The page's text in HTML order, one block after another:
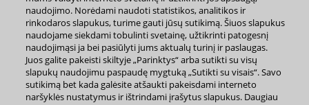
2023 m. Kauno miesto savivaldybė. Kopijuoti ir platinti
www.kaunas.lt skelbiamą informaciją be autorių sutikimo draudžiama.
Svetainės žemėlapis »
naudojimo. Norėdami naudoti statistikos, analitikos ir
rinkodaros slapukus, turime gauti jūsų sutikimą. Šiuos slapukus
naudojame siekdami tobulinti svetainę, užtikrinti patogesnį
naudojimąsi ja bei pasiūlyti jums aktualų turinį ir paslaugas.
Juos galite pakeisti skiltyje „Parinktys“ arba sutikti su visų
slapukų naudojimu paspaudę mygtuką „Sutikti su visais“. Savo
sutikimą bet kada galėsite atšaukti pakeisdami interneto
naršyklės nustatymus ir ištrindami įrašytus slapukus. Daugiau